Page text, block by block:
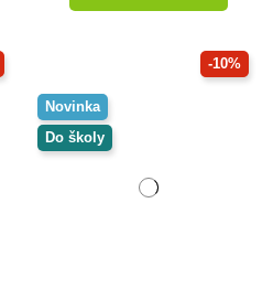
-10%
Novinka
Do školy